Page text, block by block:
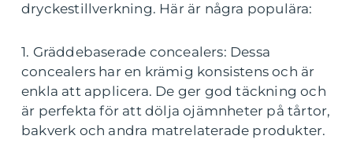
dryckestillverkning. Här är några populära:
1. Gräddebaserade concealers: Dessa
concealers har en krämig konsistens och är
enkla att applicera. De ger god täckning och
är perfekta för att dölja ojämnheter på tårtor,
bakverk och andra matrelaterade produkter.